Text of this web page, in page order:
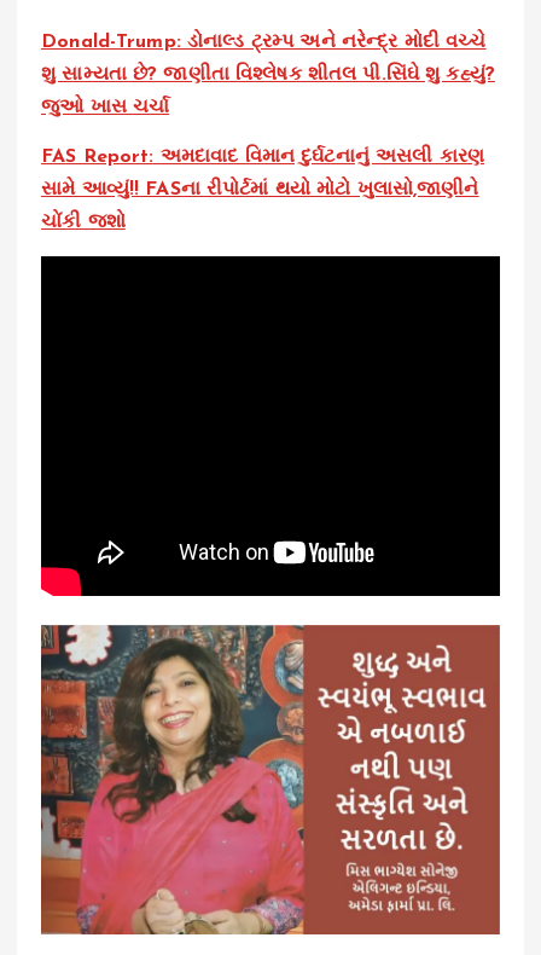
Donald-Trump: ડોનાલ્ડ ટ્રમ્પ અને નરેન્દ્ર મોદી વચ્ચે
શુ સામ્યતા છે? જાણીતા વિશ્લેષક શીતલ પી.સિંઘે શુ કહ્યું?
જુઓ ખાસ ચર્ચા
FAS Report: અમદાવાદ વિમાન દુર્ઘટનાનું અસલી કારણ
સામે આવ્યું!! FASના રીપોર્ટમાં થયો મોટો ખુલાસો,જાણીને
ચોંકી જશો